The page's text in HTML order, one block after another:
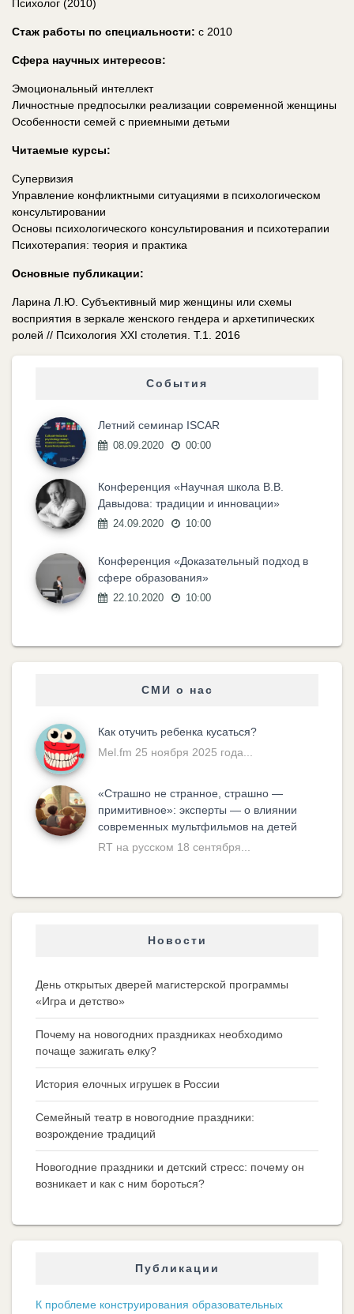
Психолог (2010)
Стаж работы по специальности: с 2010
Сфера научных интересов:
Эмоциональный интеллект
Личностные предпосылки реализации современной женщины
Особенности семей с приемными детьми
Читаемые курсы:
Супервизия
Управление конфликтными ситуациями в психологическом
консультировании
Основы психологического консультирования и психотерапии
Психотерапия: теория и практика
Основные публикации:
Ларина Л.Ю. Субъективный мир женщины или схемы
восприятия в зеркале женского гендера и архетипических
ролей // Психология XXI столетия. Т.1. 2016
События
Летний семинар ISCAR
08.09.2020 00:00
Конференция «Научная школа В.В.
Давыдова: традиции и инновации»
24.09.2020 10:00
Конференция «Доказательный подход в
сфере образования»
22.10.2020 10:00
СМИ о нас
Как отучить ребенка кусаться?
Mel.fm 25 ноября 2025 года...
«Cтрашно не странное, страшно —
примитивное»: эксперты — о влиянии
современных мультфильмов на детей
RT на русском 18 сентября...
Новости
День открытых дверей магистерской программы
«Игра и детство»
Почему на новогодних праздниках необходимо
почаще зажигать елку?
История елочных игрушек в России
Семейный театр в новогодние праздники:
возрождение традиций
Новогодние праздники и детский стресс: почему он
возникает и как с ним бороться?
Публикации
К проблеме конструирования образовательных